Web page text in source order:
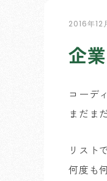
2016年12
企
コーデ
まだま
リスト
何度も